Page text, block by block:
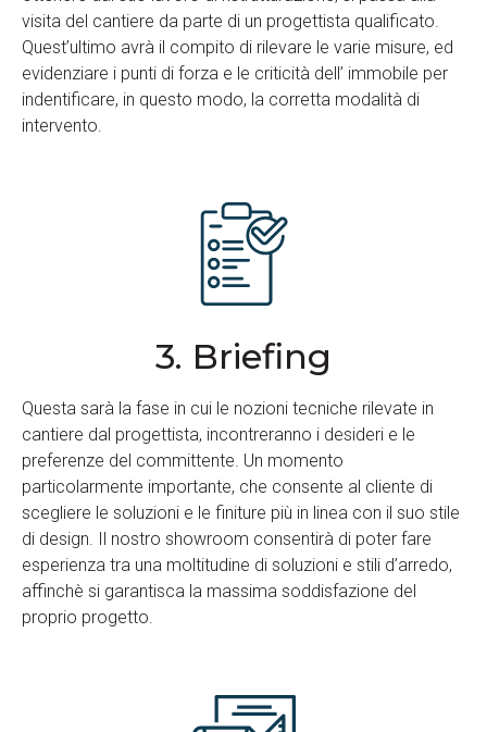
visita del cantiere da parte di un progettista qualificato.
Quest’ultimo avrà il compito di rilevare le varie misure, ed
evidenziare i punti di forza e le criticità dell’ immobile per
indentificare, in questo modo, la corretta modalità di
intervento.
3. Briefing
Questa sarà la fase in cui le nozioni tecniche rilevate in
cantiere dal progettista, incontreranno i desideri e le
preferenze del committente. Un momento
particolarmente importante, che consente al cliente di
scegliere le soluzioni e le finiture più in linea con il suo stile
di design. Il nostro showroom consentirà di poter fare
esperienza tra una moltitudine di soluzioni e stili d’arredo,
affinchè si garantisca la massima soddisfazione del
proprio progetto.